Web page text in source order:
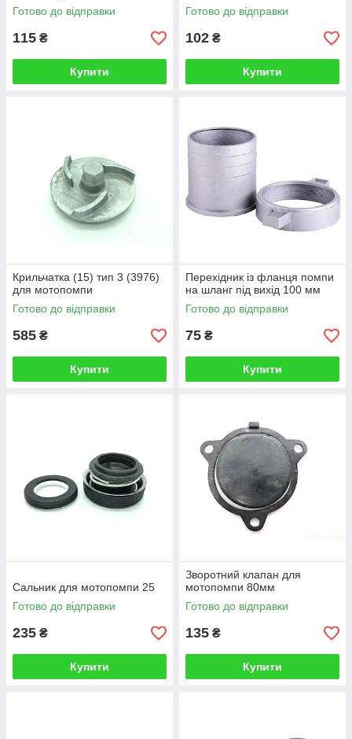
Готово до відправки
115 ₴
Купити
Готово до відправки
102 ₴
Купити
Крильчатка (15) тип 3 (3976)
для мотопомпи
Готово до відправки
585 ₴
Купити
Перехідник із фланця помпи
на шланг під вихід 100 мм
Готово до відправки
75 ₴
Купити
Сальник для мотопомпи 25
Готово до відправки
235 ₴
Купити
Зворотний клапан для
мотопомпи 80мм
Готово до відправки
135 ₴
Купити